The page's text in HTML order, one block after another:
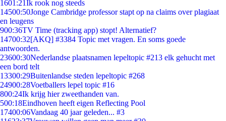
1601:21Ik rook nog steeds
14500:50Jonge Cambridge professor stapt op na claims over plagiaat
en leugens
900:36TV Time (tracking app) stopt! Alternatief?
14700:32[AKQ] #3384 Topic met vragen. En soms goede
antwoorden.
23600:30Nederlandse plaatsnamen lepeltopic #213 elk gehucht met
een bord telt
13300:29Buitenlandse steden lepeltopic #268
24900:28Voetballers lepel topic #16
800:24Ik krijg hier zweethanden van.
500:18Eindhoven heeft eigen Reflecting Pool
17400:06Vandaag 40 jaar geleden... #3